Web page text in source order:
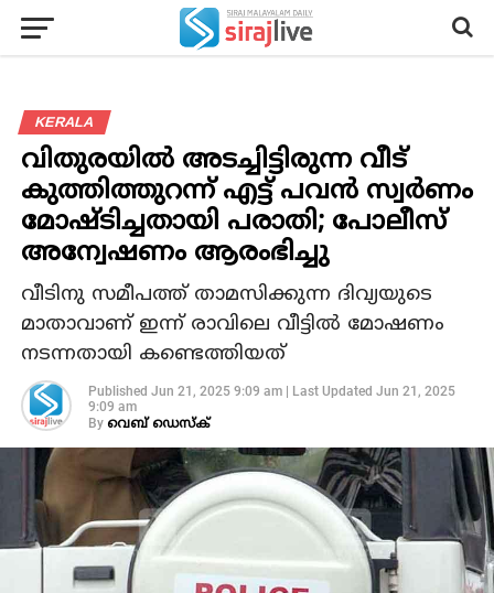
KERALA
വിതുരയില്‍ അടച്ചിട്ടിരുന്ന വീട്
കുത്തിത്തുറന്ന് എട്ട് പവന്‍ സ്വര്‍ണം
മോഷ്ടിച്ചതായി പരാതി; പോലീസ്
അന്വേഷണം ആരംഭിച്ചു
വീടിനു സമീപത്ത് താമസിക്കുന്ന ദിവ്യയുടെ
മാതാവാണ് ഇന്ന് രാവിലെ വീട്ടില്‍ മോഷണം
നടന്നതായി കണ്ടെത്തിയത്
Published Jun 21, 2025 9:09 am| Last Updated Jun 21, 2025
9:09 am
By വെബ് ഡെസ്‌ക്